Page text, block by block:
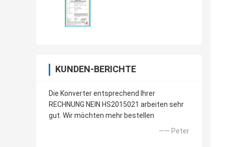
KUNDEN-BERICHTE
Die Konverter entsprechend Ihrer
RECHNUNG NEIN HS2015021 arbeiten sehr
gut. Wir möchten mehr bestellen
—— Peter